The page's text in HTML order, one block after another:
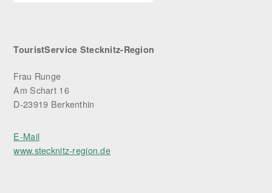
TouristService Stecknitz-Region
Frau Runge
Am Schart 16
D-23919 Berkenthin
E-Mail
www.stecknitz-region.de